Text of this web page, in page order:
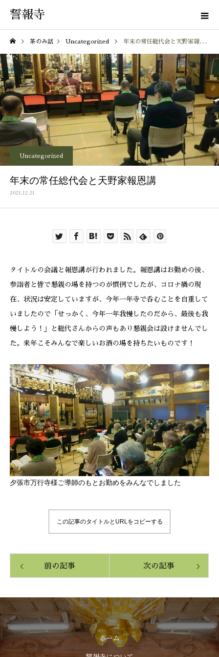
誓報寺
茶のみ話 Uncategorized 年末の常任総代会と天野家報恩講
Uncategorized
年末の常任総代会と天野家報恩講
2021.12.21
タイトルの会議と報恩講が行われました。報恩講はお勤めの後、
参詣者と皆で懇親の場を持つのが慣例でしたが、コロナ禍の現
在、状況は安定していますが、今年一年寺で呑むことを自重して
いましたので「せっかく、今年一年我慢したのだから、最後も我
慢しよう！」と総代さんからの声もあり懇親会は設けませんでし
た。来年こそみんなで楽しいお酒の場を持ちたいものです！
夕張市万行寺様ご導師のもとお勤めをみんなでしました
この記事のタイトルとURLをコピーする
前の記事 次の記事
ホーム